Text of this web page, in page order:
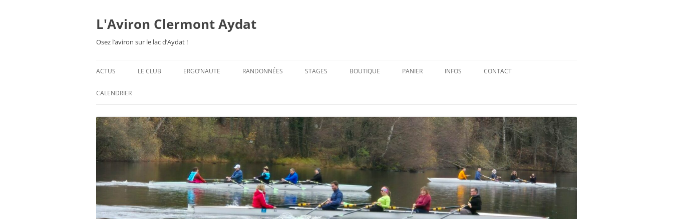
L'Aviron Clermont Aydat
Osez l’aviron sur le lac d’Aydat !
ACTUS LE CLUB
ESPACE ADHÉSION
TARIFS 2026-27
ERGO’NAUTE RANDONNÉES STAGES BOUTIQUE PANIER INFOS
RÉGLEMENT INTÉRIEUR
RÉGLEMENT DE LA FFA
MENTIONS LÉGALES
PARTENAIRES
CONTACT
CALENDRIER